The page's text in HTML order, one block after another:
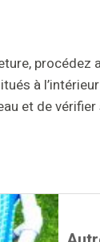
à
et de